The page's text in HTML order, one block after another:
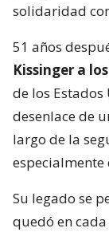
solidaridad
51 años
Kissinger a
de los Estados
desenlace de
largo de la
Su legado se
quedó en